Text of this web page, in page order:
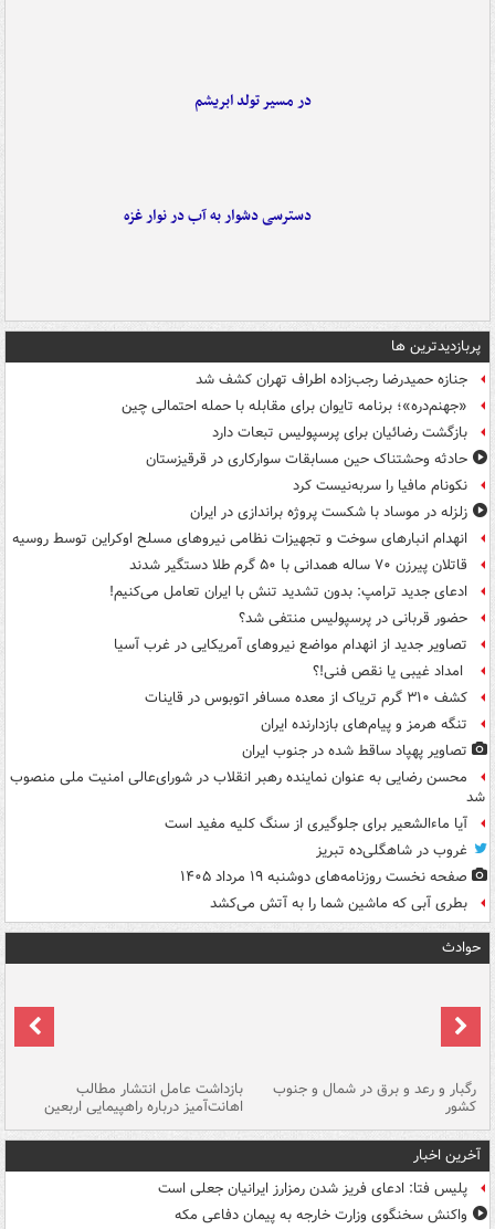
در مسیر تولد ابریشم
دسترسی دشوار به آب در نوار غزه
پربازدیدترین ها
جنازه حمیدرضا رجب‌زاده اطراف تهران کشف شد
«جهنم‌دره»؛ برنامه تایوان برای مقابله با حمله احتمالی چین
بازگشت رضائیان برای پرسپولیس تبعات دارد
حادثه وحشتناک حین مسابقات سوارکاری در قرقیزستان
نکونام مافیا را سربه‌نیست کرد
زلزله در موساد با شکست پروژه براندازی در ایران
انهدام انبارهای سوخت و تجهیزات نظامی نیروهای مسلح اوکراین توسط روسیه
قاتلان پیرزن ۷۰ ساله همدانی با ۵۰ گرم طلا دستگیر شدند
ادعای جدید ترامپ: بدون تشدید تنش با ایران تعامل می‌کنیم!
حضور قربانی در پرسپولیس منتفی شد؟
تصاویر جدید از انهدام مواضع نیروهای آمریکایی در غرب آسیا
امداد غیبی یا نقص فنی!؟
کشف ۳۱۰ گرم تریاک از معده مسافر اتوبوس در قاینات
تنگه هرمز و پیام‌های بازدارنده ایران
تصاویر پهپاد ساقط شده در جنوب ایران
محسن رضایی به عنوان نماینده رهبر انقلاب در شورای‌عالی امنیت ملی منصوب
شد
آیا ماءالشعیر برای جلوگیری از سنگ کلیه مفید است
غروب در شاهگلی‌ده تبریز
صفحه نخست روزنامه‌های دوشنبه ۱۹ مرداد ۱۴۰۵
بطری آبی که ماشین شما را به آتش می‌کشد
حوادث
رگبار و رعد و برق در شمال و جنوب
کشور
بازداشت عامل انتشار مطالب
اهانت‌آمیز درباره راهپیمایی اربعین
آخرین اخبار
پلیس فتا: ادعای فریز شدن رمزارز ایرانیان جعلی است
واکنش سخنگوی وزارت خارجه به پیمان دفاعی مکه